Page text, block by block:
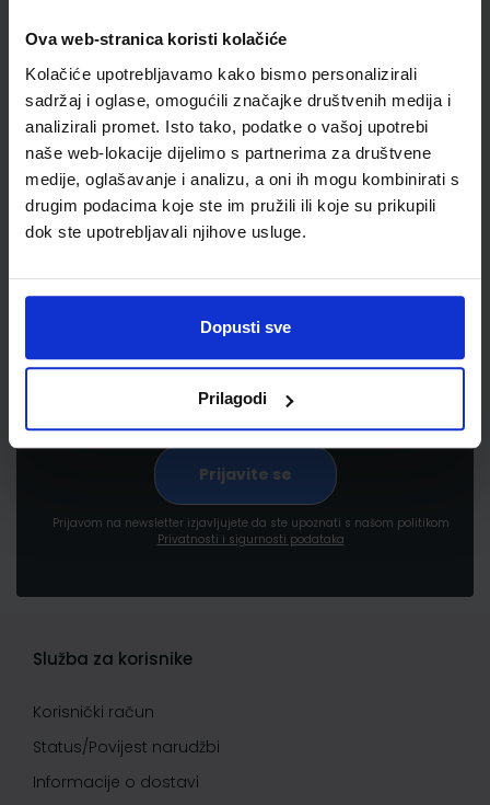
Ova web-stranica koristi kolačiće
Kolačiće upotrebljavamo kako bismo personalizirali
sadržaj i oglase, omogućili značajke društvenih medija i
analizirali promet. Isto tako, podatke o vašoj upotrebi
naše web-lokacije dijelimo s partnerima za društvene
medije, oglašavanje i analizu, a oni ih mogu kombinirati s
drugim podacima koje ste im pružili ili koje su prikupili
dok ste upotrebljavali njihove usluge.
Dopusti sve
Prilagodi
Newsletter prijava
pogodnostima
Prijavom na newsletter izjavljujete da ste upoznati s našom politikom
Privatnosti i sigurnosti podataka
Služba za korisnike
Korisnički račun
Status/Povijest narudžbi
Informacije o dostavi